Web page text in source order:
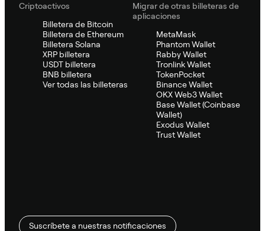
Criptoactivos
Billetera de Bitcoin
Billetera de Ethereum
Billetera Solana
XRP billetera
USDT billetera
BNB billetera
Ver todas las billeteras
Migrar de otras billeteras de
aplicaciones
MetaMask
Phantom Wallet
Rabby Wallet
Tronlink Wallet
TokenPocket
Binance Wallet
OKX Web3 Wallet
Base Wallet (Coinbase
Wallet)
Exodus Wallet
Trust Wallet
Suscríbete a nuestras notificaciones